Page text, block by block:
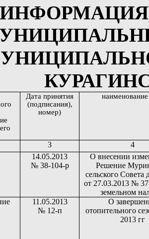
Дата принятия
(подписания),
номер)
наименование
3
4
14.05.2013
№ 38-104-р
О внесении
Решение
сельского Совета
от 27.03.2013 №
земельном
11.05.2013
№ 12-п
О
отопительного
2013 гг